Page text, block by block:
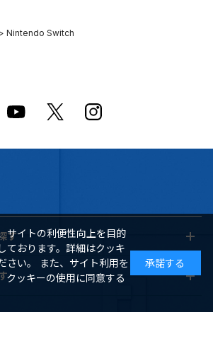
> Nintendo Switch
す
サイトの利便性向上を目的
ております。詳細はクッキ
さい。 また、サイト利用を
クッキーの使用に同意する
承諾する